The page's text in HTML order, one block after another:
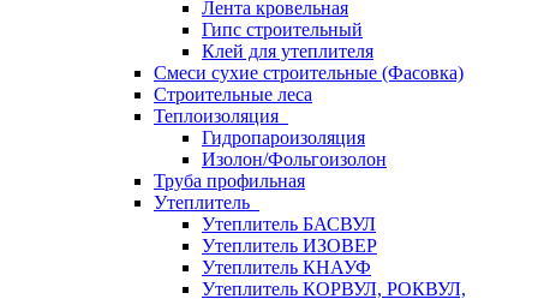
Лента кровельная
Гипс строительный
Клей для утеплителя
Смеси сухие строительные (Фасовка)
Строительные леса
Теплоизоляция
Гидропароизоляция
Изолон/Фольгоизолон
Труба профильная
Утеплитель
Утеплитель БАСВУЛ
Утеплитель ИЗОВЕР
Утеплитель КНАУФ
Утеплитель КОРВУЛ, РОКВУЛ,